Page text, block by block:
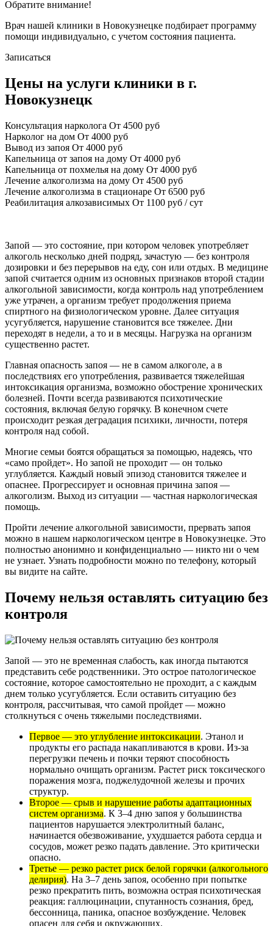
Обратите внимание!
Врач нашей клиники в Новокузнецке подбирает программу
помощи индивидуально, с учетом состояния пациента.
Записаться
Цены на услуги клиники в г.
Новокузнецк
Консультация нарколога От 4500 руб
Нарколог на дом От 4000 руб
Вывод из запоя От 4000 руб
Капельница от запоя на дому От 4000 руб
Капельница от похмелья на дому От 4000 руб
Лечение алкоголизма на дому От 4500 руб
Лечение алкоголизма в стационаре От 6500 руб
Реабилитация алкозависимых От 1100 руб / сут
Запой — это состояние, при котором человек употребляет
алкоголь несколько дней подряд, зачастую — без контроля
дозировки и без перерывов на еду, сон или отдых. В медицине
запой считается одним из основных признаков второй стадии
алкогольной зависимости, когда контроль над употреблением
уже утрачен, а организм требует продолжения приема
спиртного на физиологическом уровне. Далее ситуация
усугубляется, нарушение становится все тяжелее. Дни
переходят в недели, а то и в месяцы. Нагрузка на организм
существенно растет.
Главная опасность запоя — не в самом алкоголе, а в
последствиях его употребления, развивается тяжелейшая
интоксикация организма, возможно обострение хронических
болезней. Почти всегда развиваются психотические
состояния, включая белую горячку. В конечном счете
происходит резкая деградация психики, личности, потеря
контроля над собой.
Многие семьи боятся обращаться за помощью, надеясь, что
«само пройдет». Но запой не проходит — он только
углубляется. Каждый новый эпизод становится тяжелее и
опаснее. Прогрессирует и основная причина запоя —
алкоголизм. Выход из ситуации — частная наркологическая
помощь.
Пройти лечение алкогольной зависимости, прервать запоя
можно в нашем наркологическом центре в Новокузнецке. Это
полностью анонимно и конфиденциально — никто ни о чем
не узнает. Узнать подробности можно по телефону, который
вы видите на сайте.
Почему нельзя оставлять ситуацию без
контроля
Запой — это не временная слабость, как иногда пытаются
представить себе родственники. Это острое патологическое
состояние, которое самостоятельно не проходит, а с каждым
днем только усугубляется. Если оставить ситуацию без
контроля, рассчитывая, что самой пройдет — можно
столкнуться с очень тяжелыми последствиями.
Первое — это углубление интоксикации. Этанол и
продукты его распада накапливаются в крови. Из-за
перегрузки печень и почки теряют способность
нормально очищать организм. Растет риск токсического
поражения мозга, поджелудочной железы и прочих
структур.
Второе — срыв и нарушение работы адаптационных
систем организма. К 3–4 дню запоя у большинства
пациентов нарушается электролитный баланс,
начинается обезвоживание, ухудшается работа сердца и
сосудов, может резко падать давление. Это критически
опасно.
Третье — резко растет риск белой горячки (алкогольного
делирия). На 3–7 день запоя, особенно при попытке
резко прекратить пить, возможна острая психотическая
реакция: галлюцинации, спутанность сознания, бред,
бессонница, паника, опасное возбуждение. Человек
опасен для себя и окружающих.